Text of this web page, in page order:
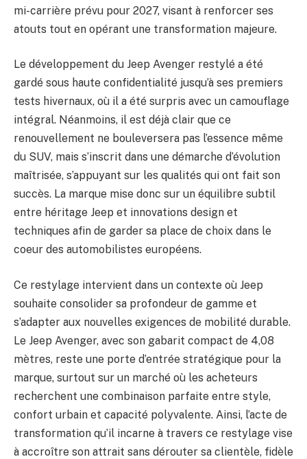
mi-carrière prévu pour 2027, visant à renforcer ses
atouts tout en opérant une transformation majeure.
Le développement du Jeep Avenger restylé a été
gardé sous haute confidentialité jusqu’à ses premiers
tests hivernaux, où il a été surpris avec un camouflage
intégral. Néanmoins, il est déjà clair que ce
renouvellement ne bouleversera pas l’essence même
du SUV, mais s’inscrit dans une démarche d’évolution
maîtrisée, s’appuyant sur les qualités qui ont fait son
succès. La marque mise donc sur un équilibre subtil
entre héritage Jeep et innovations design et
techniques afin de garder sa place de choix dans le
coeur des automobilistes européens.
Ce restylage intervient dans un contexte où Jeep
souhaite consolider sa profondeur de gamme et
s’adapter aux nouvelles exigences de mobilité durable.
Le Jeep Avenger, avec son gabarit compact de 4,08
mètres, reste une porte d’entrée stratégique pour la
marque, surtout sur un marché où les acheteurs
recherchent une combinaison parfaite entre style,
confort urbain et capacité polyvalente. Ainsi, l’acte de
transformation qu’il incarne à travers ce restylage vise
à accroître son attrait sans dérouter sa clientèle, fidèle